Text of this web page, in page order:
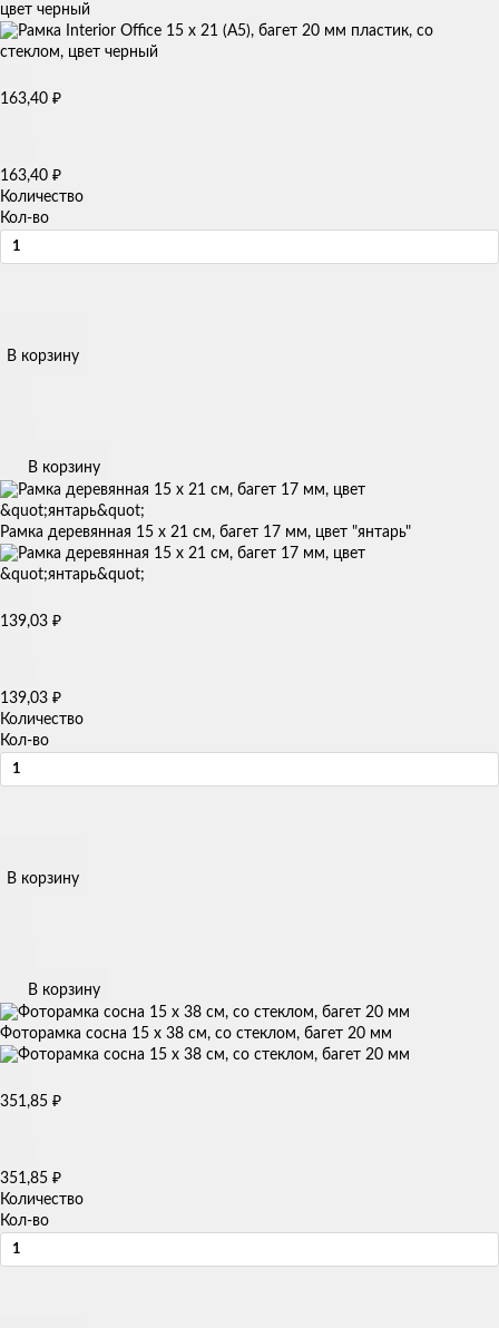
цвет черный
163,40 ₽
163,40 ₽
Количество
Кол-во
В корзину
В корзину
Рамка деревянная 15 x 21 см, багет 17 мм, цвет "янтарь"
139,03 ₽
139,03 ₽
Количество
Кол-во
В корзину
В корзину
Фоторамка сосна 15 х 38 см, со стеклом, багет 20 мм
351,85 ₽
351,85 ₽
Количество
Кол-во